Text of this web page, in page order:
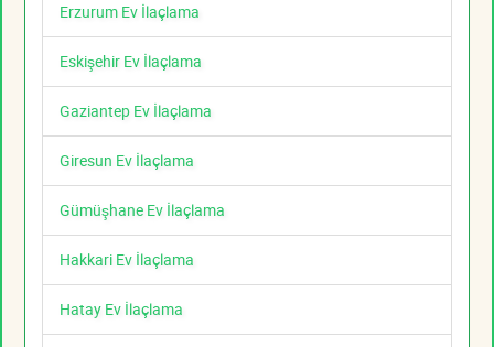
Erzurum Ev İlaçlama
Eskişehir Ev İlaçlama
Gaziantep Ev İlaçlama
Giresun Ev İlaçlama
Gümüşhane Ev İlaçlama
Hakkari Ev İlaçlama
Hatay Ev İlaçlama